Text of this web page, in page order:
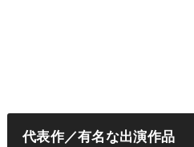
代表作／有名な出演作品